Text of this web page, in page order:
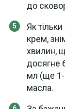
до
Як
крем,
хвилин,
досягне
мл (ще 1-
масла.